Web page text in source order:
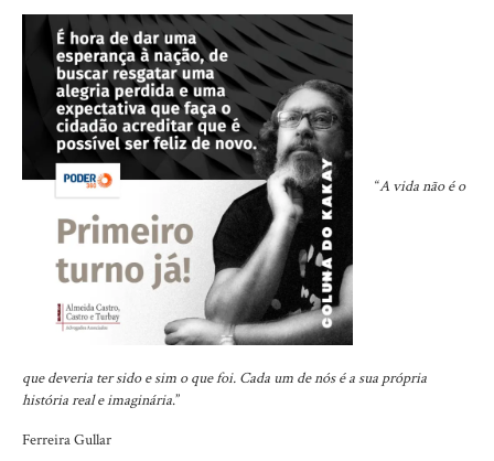
“A vida não é o
que deveria ter sido e sim o que foi. Cada um de nós é a sua própria
história real e imaginária.”
Ferreira Gullar